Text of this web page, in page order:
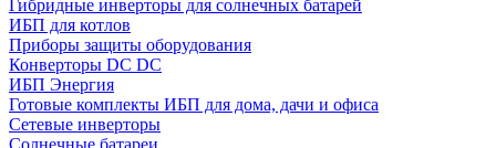
Гибридные инверторы для солнечных батарей
ИБП для котлов
Приборы защиты оборудования
Конверторы DC DC
ИБП Энергия
Готовые комплекты ИБП для дома, дачи и офиса
Сетевые инверторы
Солнечные батареи